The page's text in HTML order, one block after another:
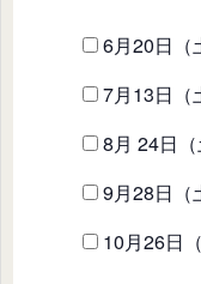
6月20日（
7月13日（
8月 24日（
9月28日（
10月26日（